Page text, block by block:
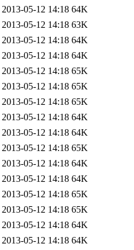
2013-05-12 14:18 64K
2013-05-12 14:18 63K
2013-05-12 14:18 64K
2013-05-12 14:18 64K
2013-05-12 14:18 65K
2013-05-12 14:18 65K
2013-05-12 14:18 65K
2013-05-12 14:18 64K
2013-05-12 14:18 64K
2013-05-12 14:18 65K
2013-05-12 14:18 64K
2013-05-12 14:18 64K
2013-05-12 14:18 65K
2013-05-12 14:18 65K
2013-05-12 14:18 64K
2013-05-12 14:18 64K